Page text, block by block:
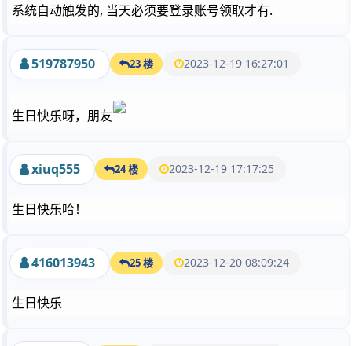
系统自动触发的, 当天必须要登录账号领取才有.
519787950 23 楼 2023-12-19 16:27:01
生日快乐呀，朋友
xiuq555 24 楼 2023-12-19 17:17:25
生日快乐哈！
416013943 25 楼 2023-12-20 08:09:24
生日快乐